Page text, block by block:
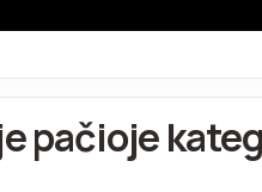
pačioje